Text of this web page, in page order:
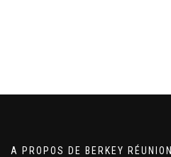
A PROPOS DE BERKEY RÉUNION